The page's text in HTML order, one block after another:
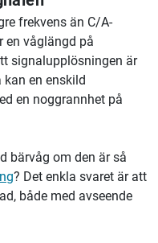
frekvens än C/A-
en våglängd på
signalupplösningen är
en enskild
en noggrannhet på
bärvåg om den är så
? Det enkla svaret är att
både med avseende